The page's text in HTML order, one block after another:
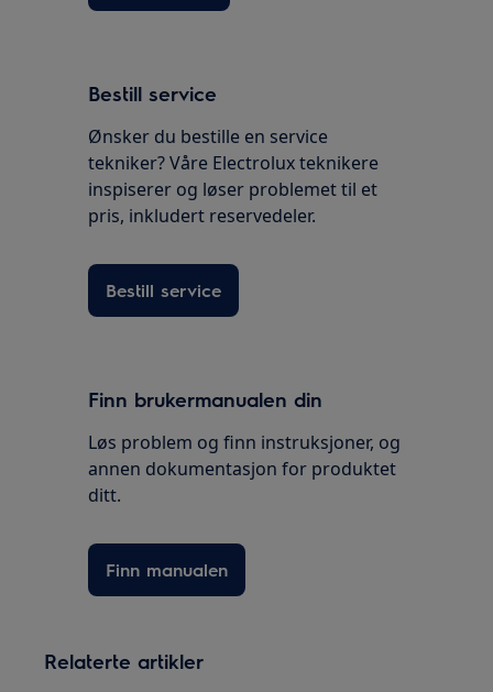
Bestill service
Ønsker du bestille en service
tekniker? Våre Electrolux teknikere
inspiserer og løser problemet til et
pris, inkludert reservedeler.
Bestill service
Finn brukermanualen din
Løs problem og finn instruksjoner, og
annen dokumentasjon for produktet
ditt.
Finn manualen
Relaterte artikler